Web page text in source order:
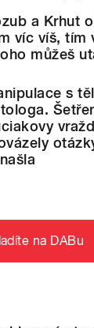
a Krhut
víc víš, tím
můžeš
s
na DABu